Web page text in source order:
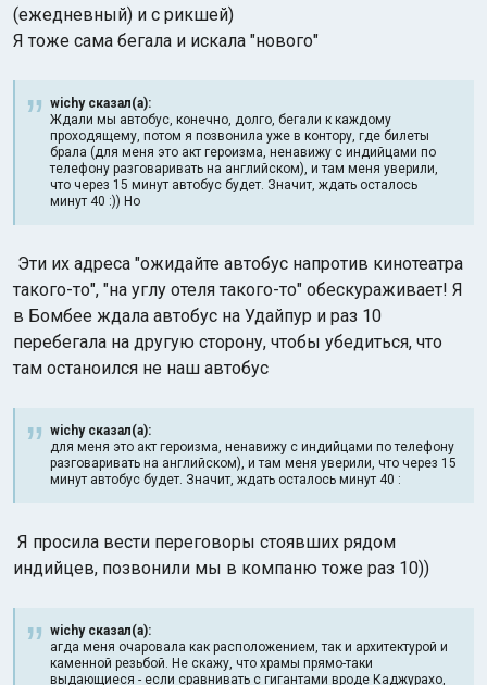
(ежедневный) и с рикшей)
Я тоже сама бегала и искала "нового"
wichy сказал(а):
Ждали мы автобус, конечно, долго, бегали к каждому
проходящему, потом я позвонила уже в контору, где билеты
брала (для меня это акт героизма, ненавижу с индийцами по
телефону разговаривать на английском), и там меня уверили,
что через 15 минут автобус будет. Значит, ждать осталось
минут 40 :)) Но
Эти их адреса "ожидайте автобус напротив кинотеатра
такого-то", "на углу отеля такого-то" обескураживает! Я
в Бомбее ждала автобус на Удайпур и раз 10
перебегала на другую сторону, чтобы убедиться, что
там останоился не наш автобус
wichy сказал(а):
для меня это акт героизма, ненавижу с индийцами по телефону
разговаривать на английском), и там меня уверили, что через 15
минут автобус будет. Значит, ждать осталось минут 40 :
Я просила вести переговоры стоявших рядом
индийцев, позвонили мы в компаню тоже раз 10))
wichy сказал(а):
агда меня очаровала как расположением, так и архитектурой и
каменной резьбой. Не скажу, что храмы прямо-таки
выдающиеся - если сравнивать с гигантами вроде Каджурахо,